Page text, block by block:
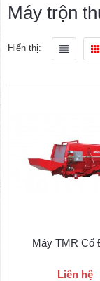
Máy trộn
Hiển thị:
Máy TMR Cố
Liên hệ